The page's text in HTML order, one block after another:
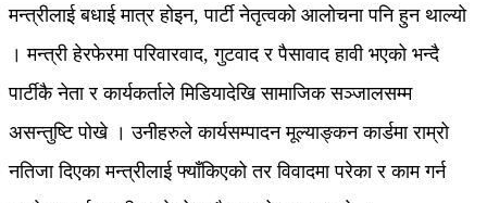
मन्त्रीलाई बधाई मात्र होइन, पार्टी नेतृत्वको आलोचना पनि हुन थाल्यो
। मन्त्री हेरफेरमा परिवारवाद, गुटवाद र पैसावाद हावी भएको भन्दै
पार्टीकै नेता र कार्यकर्ताले मिडियादेखि सामाजिक सञ्जालसम्म
असन्तुष्टि पोखे । उनीहरुले कार्यसम्पादन मूल्याङ्कन कार्डमा राम्रो
नतिजा दिएका मन्त्रीलाई फ्याँकिएको तर विवादमा परेका र काम गर्न